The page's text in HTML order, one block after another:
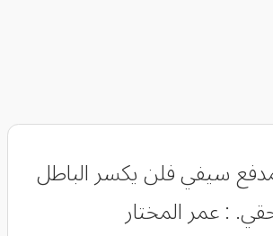
سيفي فلن يكسر الباطل
: عمر المختار